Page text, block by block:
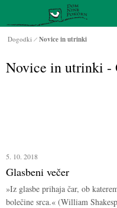
Dogodki Novice in utrinki
Novice in utrinki -
5. 10. 2018
Glasbeni večer
»Iz glasbe prihaja čar, ob
bolečine srca.« (William